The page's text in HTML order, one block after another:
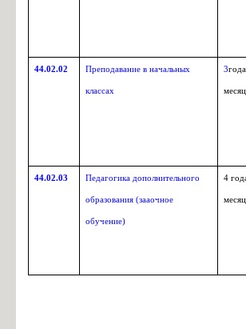
44.02.02 Преподавание в начальных
классах
3
44.02.03 Педагогика дополнительного
образования (зааочное
обучение)
4